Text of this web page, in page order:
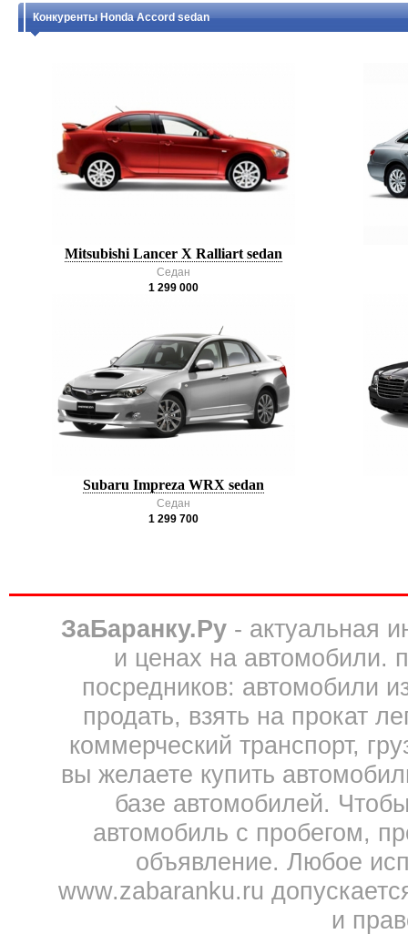
Конкуренты Honda Accord sedan
Mitsubishi Lancer X Ralliart sedan
Седан
1 299 000
Subaru Impreza WRX sedan
Седан
1 299 700
ЗаБаранку.Ру- актуальная
и ценах на автомобили.
посредников: автомобили
продать, взять на прокат
коммерческий транспорт,
вы желаете купить
базе автомобилей.
автомобиль с пробегом,
объявление. Любое
www.zabaranku.ru
и